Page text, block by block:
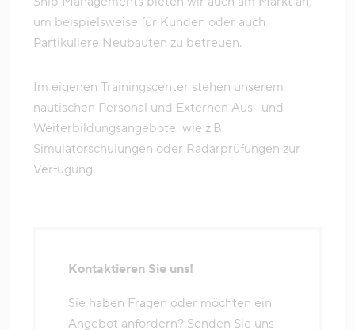
um beispielsweise für Kunden oder auch
Partikuliere Neubauten zu betreuen.
Im eigenen Trainingscenter stehen unserem
nautischen Personal und Externen Aus- und
Weiterbildungsangebote wie z.B.
Simulatorschulungen oder Radarprüfungen zur
Verfügung.
Kontaktieren Sie uns!
Sie haben Fragen oder möchten ein
Angebot anfordern? Senden Sie uns